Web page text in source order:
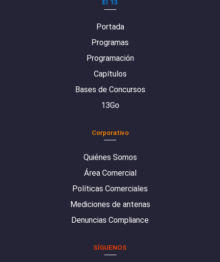
El 13
Portada
Programas
Programación
Capítulos
Bases de Concursos
13Go
Corporativo
Quiénes Somos
Área Comercial
Políticas Comerciales
Mediciones de antenas
Denuncias Compliance
SÍGUENOS